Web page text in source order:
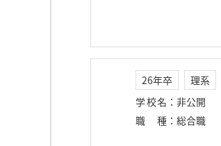
26年卒 理系
学校名 ： 非公開
職種 ： 総合職